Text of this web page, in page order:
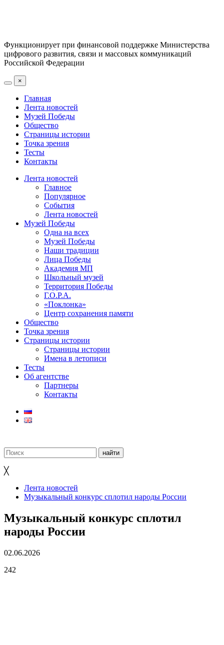
Функционирует при финансовой поддержке Министерства
цифрового развития, связи и массовых коммуникаций
Российской Федерации
×
Главная
Лента новостей
Музей Победы
Общество
Страницы истории
Точка зрения
Тесты
Контакты
Лента новостей
Главное
Популярное
События
Лента новостей
Музей Победы
Одна на всех
Музей Победы
Наши традиции
Лица Победы
Академия МП
Школьный музей
Территория Победы
Г.О.Р.А.
«Поклонка»
Центр сохранения памяти
Общество
Точка зрения
Страницы истории
Страницы истории
Имена в летописи
Тесты
Об агентстве
Партнеры
Контакты
╳
Лента новостей
Музыкальный конкурс сплотил народы России
Музыкальный конкурс сплотил
народы России
02.06.2026
242